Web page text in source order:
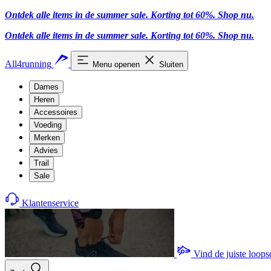
Ontdek alle items in de summer sale. Korting tot 60%. Shop nu.
Ontdek alle items in de summer sale. Korting tot 60%. Shop nu.
All4running Menu openen Sluiten
Dames
Heren
Accessoires
Voeding
Merken
Advies
Trail
Sale
Klantenservice
Vind de juiste